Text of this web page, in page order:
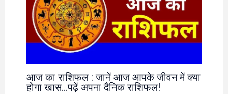
आज का राशिफल : जानें आज आपके जीवन में क्या
होगा खास…पढ़ें अपना दैनिक राशिफल!